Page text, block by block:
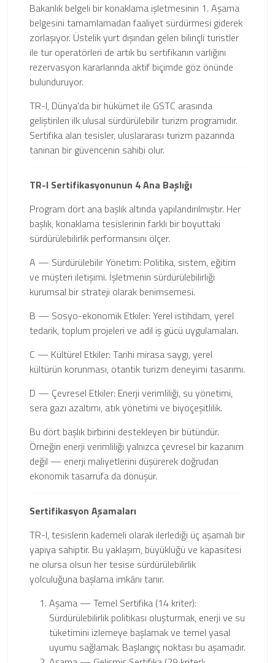
Bakanlık belgeli bir konaklama işletmesinin 1. Aşama
belgesini tamamlamadan faaliyet sürdürmesi giderek
zorlaşıyor. Üstelik yurt dışından gelen bilinçli turistler
ile tur operatörleri de artık bu sertifikanın varlığını
rezervasyon kararlarında aktif biçimde göz önünde
bulunduruyor.
TR-I, Dünya'da bir hükümet ile GSTC arasında
geliştirilen ilk ulusal sürdürülebilir turizm programıdır.
Sertifika alan tesisler, uluslararası turizm pazarında
tanınan bir güvencenin sahibi olur.
TR-I Sertifikasyonunun 4 Ana Başlığı
Program dört ana başlık altında yapılandırılmıştır. Her
başlık, konaklama tesislerinin farklı bir boyuttaki
sürdürülebilirlik performansını ölçer.
A — Sürdürülebilir Yönetim: Politika, sistem, eğitim
ve müşteri iletişimi. İşletmenin sürdürülebilirliği
kurumsal bir strateji olarak benimsemesi.
B — Sosyo-ekonomik Etkiler: Yerel istihdam, yerel
tedarik, toplum projeleri ve adil iş gücü uygulamaları.
C — Kültürel Etkiler: Tarihi mirasa saygı, yerel
kültürün korunması, otantik turizm deneyimi tasarımı.
D — Çevresel Etkiler: Enerji verimliliği, su yönetimi,
sera gazı azaltımı, atık yönetimi ve biyoçeşitlilik.
Bu dört başlık birbirini destekleyen bir bütündür.
Örneğin enerji verimliliği yalnızca çevresel bir kazanım
değil — enerji maliyetlerini düşürerek doğrudan
ekonomik tasarrufa da dönüşür.
Sertifikasyon Aşamaları
TR-I, tesislerin kademeli olarak ilerlediği üç aşamalı bir
yapıya sahiptir. Bu yaklaşım, büyüklüğü ve kapasitesi
ne olursa olsun her tesise sürdürülebilirlik
yolculuğuna başlama imkânı tanır.
Aşama — Temel Sertifika (14 kriter):
Sürdürülebilirlik politikası oluşturmak, enerji ve su
tüketimini izlemeye başlamak ve temel yasal
uyumu sağlamak. Başlangıç noktası bu aşamadır.